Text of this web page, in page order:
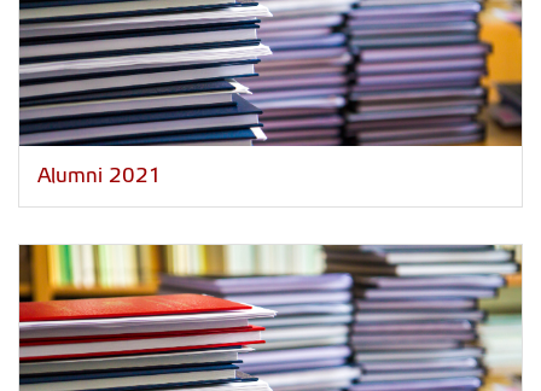
Alumni 2021